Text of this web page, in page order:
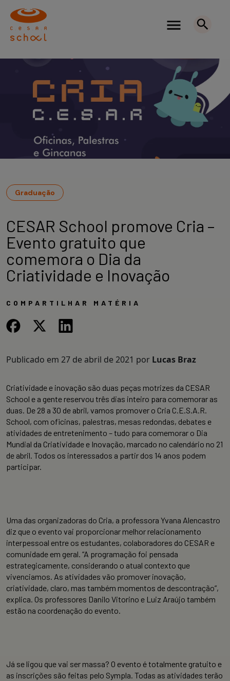
Graduação
CESAR School promove Cria –
Evento gratuito que
comemora o Dia da
Criatividade e Inovação
COMPARTILHAR MATÉRIA
Publicado em 27 de abril de 2021 por Lucas Braz
Criatividade e inovação são duas peças motrizes da CESAR
School e a gente reservou três dias inteiro para comemorar as
duas. De 28 a 30 de abril, vamos promover o Cria C.E.S.A.R.
School, com oficinas, palestras, mesas redondas, debates e
atividades de entretenimento – tudo para comemorar o Dia
Mundial da Criatividade e Inovação, marcado no calendário no 21
de abril. Todos os interessados a partir dos 14 anos podem
participar.
Uma das organizadoras do Cria, a professora Yvana Alencastro
diz que o evento vai proporcionar melhor relacionamento
interpessoal entre os estudantes, colaboradores do CESAR e
comunidade em geral. “A programação foi pensada
estrategicamente, considerando o atual contexto que
vivenciamos. As atividades vão promover inovação,
criatividade, claro, mas também momentos de descontração”,
explica. Os professores Danilo Vitorino e Luiz Araújo também
estão na coordenação do evento.
Já se ligou que vai ser massa? O evento é totalmente gratuito e
as inscrições são feitas pelo Sympla. Todas as atividades terão